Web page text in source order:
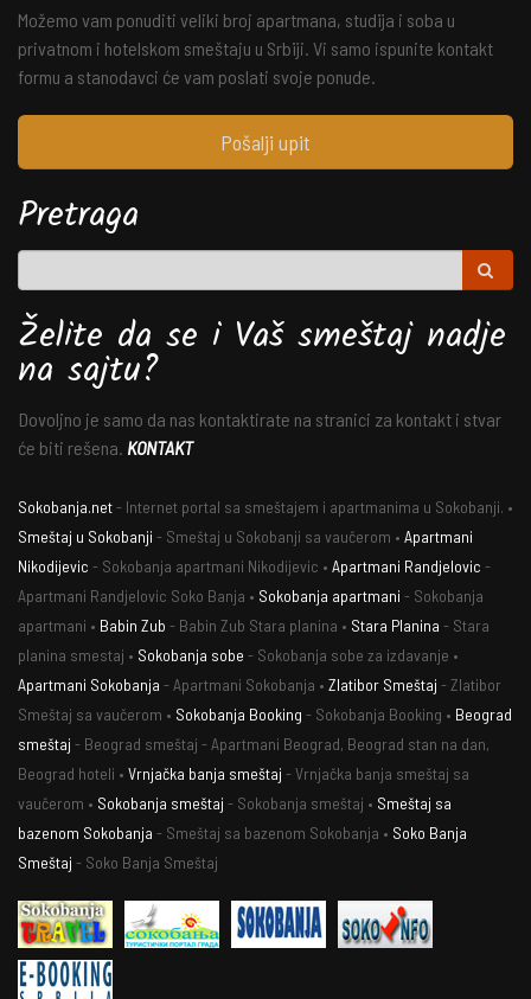
Možemo vam ponuditi veliki broj apartmana, studija i soba u
privatnom i hotelskom smeštaju u Srbiji. Vi samo ispunite kontakt
formu a stanodavci će vam poslati svoje ponude.
Pošalji upit
Pretraga
Želite da se i Vaš smeštaj nadje
na sajtu?
Dovoljno je samo da nas kontaktirate na stranici za kontakt i stvar
će biti rešena. KONTAKT
Sokobanja.net- Internet portal sa smeštajem i apartmanima u Sokobanji. •
Smeštaj u Sokobanji - Smeštaj u Sokobanji sa vaučerom • Apartmani
Nikodijevic - Sokobanja apartmani Nikodijevic • Apartmani Randjelovic -
Apartmani Randjelovic Soko Banja • Sokobanja apartmani - Sokobanja
apartmani • Babin Zub - Babin Zub Stara planina • Stara Planina - Stara
planina smestaj • Sokobanja sobe - Sokobanja sobe za izdavanje •
Apartmani Sokobanja - Apartmani Sokobanja • Zlatibor Smeštaj - Zlatibor
Smeštaj sa vaučerom • Sokobanja Booking - Sokobanja Booking • Beograd
smeštaj - Beograd smeštaj - Apartmani Beograd, Beograd stan na dan,
Beograd hoteli • Vrnjačka banja smeštaj - Vrnjačka banja smeštaj sa
vaučerom • Sokobanja smeštaj - Sokobanja smeštaj • Smeštaj sa
bazenom Sokobanja - Smeštaj sa bazenom Sokobanja • Soko Banja
Smeštaj - Soko Banja Smeštaj